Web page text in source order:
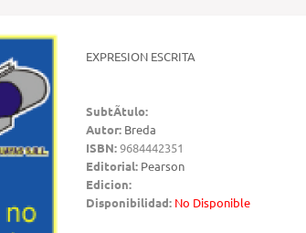
EXPRESION ESCRITA
SubtÃ­tulo:
Autor: Breda
ISBN:9684442351
Editorial: Pearson
Edicion:
Disponibilidad: No Disponible